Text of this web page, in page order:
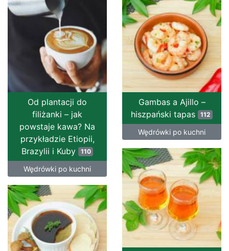
Od plantacji do
filiżanki – jak
powstaje kawa? Na
przykładzie Etiopii,
Brazylii i Kuby
110
Wędrówki po kuchni
Gambas a Ajillo –
hiszpański tapas
112
Wędrówki po kuchni